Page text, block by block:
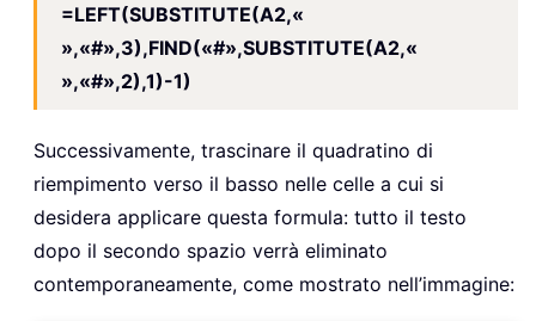
=LEFT(SUBSTITUTE(A2,«
»,«#»,3),FIND(«#»,SUBSTITUTE(A2,«
»,«#»,2),1)-1)
Successivamente, trascinare il quadratino di
riempimento verso il basso nelle celle a cui si
desidera applicare questa formula: tutto il testo
dopo il secondo spazio verrà eliminato
contemporaneamente, come mostrato nell’immagine: